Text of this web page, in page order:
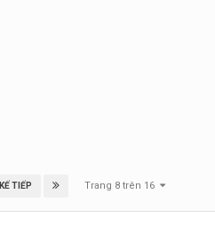
KẾ TIẾP Trang 8 trên 16